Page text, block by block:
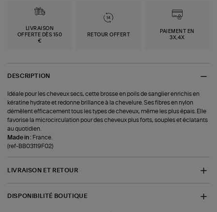
LIVRAISON
OFFERTE DÈS 150
€
RETOUR OFFERT
PAIEMENT EN
3X,4X
DESCRIPTION
Idéale pour les cheveux secs, cette brosse en poils de sanglier enrichis en
kératine hydrate et redonne brillance à la chevelure. Ses fibres en nylon
démêlent efficacement tous les types de cheveux, même les plus épais. Elle
favorise la microcirculation pour des cheveux plus forts, souples et éclatants
au quotidien.
Made in : France.
(ref-BB03119F02)
LIVRAISON ET RETOUR
DISPONIBILITÉ BOUTIQUE